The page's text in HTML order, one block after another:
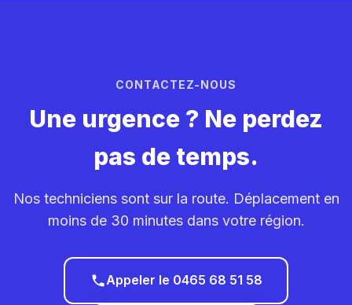
CONTACTEZ-NOUS
Une urgence ? Ne perdez
pas de temps.
Nos techniciens sont sur la route. Déplacement en
moins de 30 minutes dans votre région.
Appeler le 0465 68 51 58